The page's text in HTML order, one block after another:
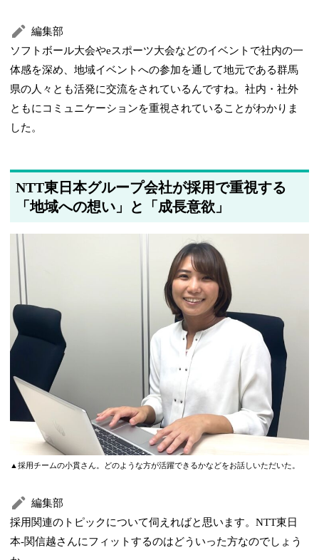
編集部
ソフトボール大会やeスポーツ大会などのイベントで社内の一
体感を深め、地域イベントへの参加を通して地元である群馬
県の人々とも活発に交流をされているんですね。社内・社外
ともにコミュニケーションを重視されていることがわかりま
した。
NTT東日本グループ会社が採用で重視する
「地域への想い」と「成長意欲」
▲採用チームの小貫さん。どのような方が活躍できるかなどをお話しいただいた。
編集部
採用関連のトピックについて伺えればと思います。NTT東日
本-関信越さんにフィットするのはどういった方なのでしょう